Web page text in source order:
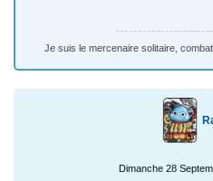
Je suis le mercenaire solitaire,
Dimanche 28